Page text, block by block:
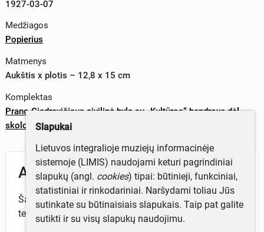
1927-03-07
Medžiagos
Popierius
Matmenys
Aukštis x plotis – 12,8 x 15 cm
Komplektas
Prano Giedravičiaus civilinė byla su „Kultūros“ bendrove dėl
skolos už spausdintą vadovėlį
Aprašymas
Šaukimas „Kultūros“ bendrovei atvykti pas Taikos
teisėją Šiauliuose, Dvaro g. Nr. 96.
Slapukai
Lietuvos integralioje muziejų informacinėje
sistemoje (LIMIS) naudojami keturi pagrindiniai
slapukų (angl. cookies) tipai: būtinieji, funkciniai,
statistiniai ir rinkodariniai. Naršydami toliau Jūs
sutinkate su būtinaisiais slapukais. Taip pat galite
sutikti ir su visų slapukų naudojimu.